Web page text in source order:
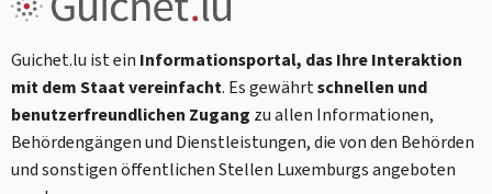
Guichet.lu ist ein Informationsportal, das Ihre Interaktion
mit dem Staat vereinfacht. Es gewährtschnellen und
benutzerfreundlichen Zugang zu allen Informationen,
Behördengängen und Dienstleistungen, die von den Behörden
und sonstigen öffentlichen Stellen Luxemburgs angeboten